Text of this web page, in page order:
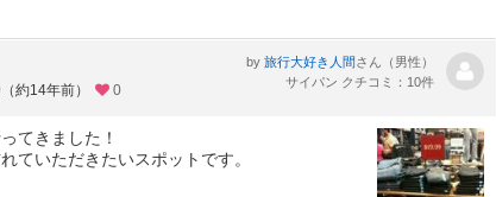
約14年前） 0
by 旅行大好き人間さん（男性）
サイパン クチコミ：10件
てきました！
ていただきたいスポットです。